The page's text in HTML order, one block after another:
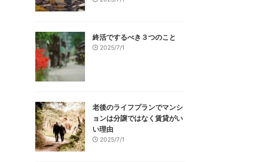
終活でするべき３つのこと
2025/7/1
老後のライフプランでマンシ
ョンは分譲ではなく賃貸がい
い理由
2025/7/1